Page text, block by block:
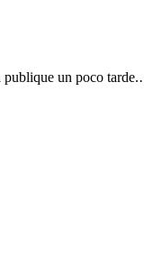
publique un poco